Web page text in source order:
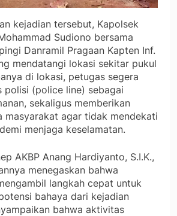
kejadian tersebut, Kapolsek
Sudiono bersama
Danramil Pragaan Kapten Inf.
mendatangi lokasi sekitar pukul
di lokasi, petugas segera
polisi (police line) sebagai
sekaligus memberikan
masyarakat agar tidak mendekati
menjaga keselamatan.
AKBP Anang Hardiyanto, S.I.K.,
menegaskan bahwa
langkah cepat untuk
bahaya dari kejadian
bahwa aktivitas